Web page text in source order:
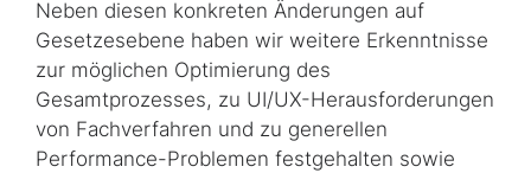
Neben diesen konkreten Änderungen auf
Gesetzesebene haben wir weitere Erkenntnisse
zur möglichen Optimierung des
Gesamtprozesses, zu UI/UX-Herausforderungen
von Fachverfahren und zu generellen
Performance-Problemen festgehalten sowie